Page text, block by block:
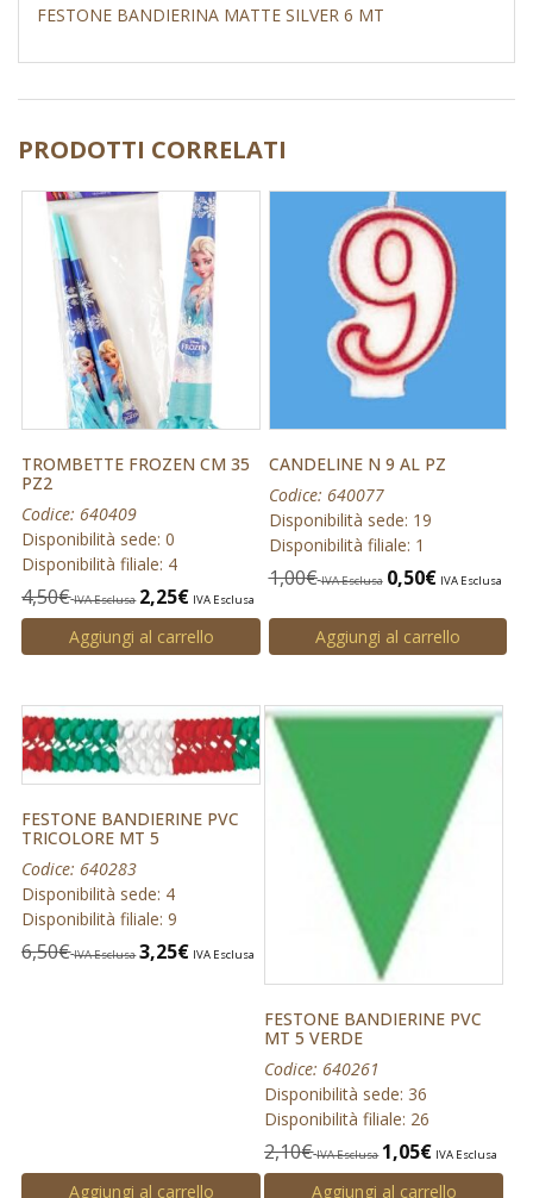
FESTONE BANDIERINA MATTE SILVER 6 MT
PRODOTTI CORRELATI
TROMBETTE FROZEN CM 35
PZ2
Codice: 640409
Disponibilità sede: 0
Disponibilità filiale: 4
4,50€ IVA Esclusa 2,25€ IVA Esclusa
Aggiungi al carrello
CANDELINE N 9 AL PZ
Codice: 640077
Disponibilità sede: 19
Disponibilità filiale: 1
1,00€ IVA Esclusa 0,50€ IVA Esclusa
Aggiungi al carrello
FESTONE BANDIERINE PVC
TRICOLORE MT 5
Codice: 640283
Disponibilità sede: 4
Disponibilità filiale: 9
6,50€ IVA Esclusa 3,25€ IVA Esclusa
Aggiungi al carrello
FESTONE BANDIERINE PVC
MT 5 VERDE
Codice: 640261
Disponibilità sede: 36
Disponibilità filiale: 26
2,10€ IVA Esclusa 1,05€ IVA Esclusa
Aggiungi al carrello